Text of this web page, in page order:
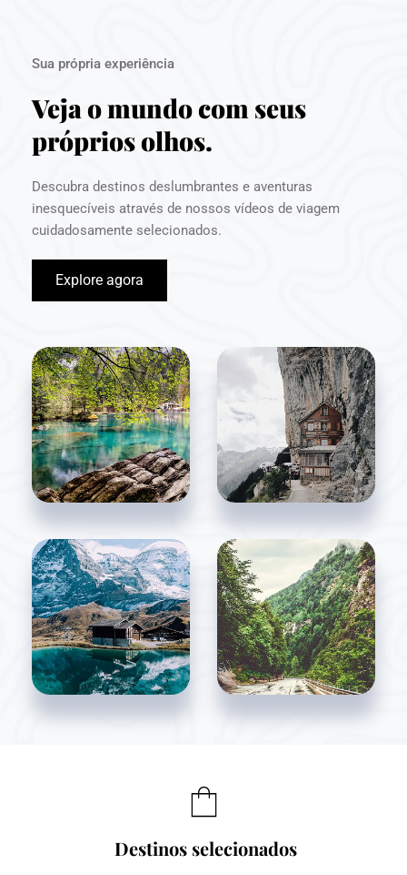
Sua própria experiência
Veja o mundo com seus
próprios olhos.
Descubra destinos deslumbrantes e aventuras
inesquecíveis através de nossos vídeos de viagem
cuidadosamente selecionados.
Explore agora
Destinos selecionados